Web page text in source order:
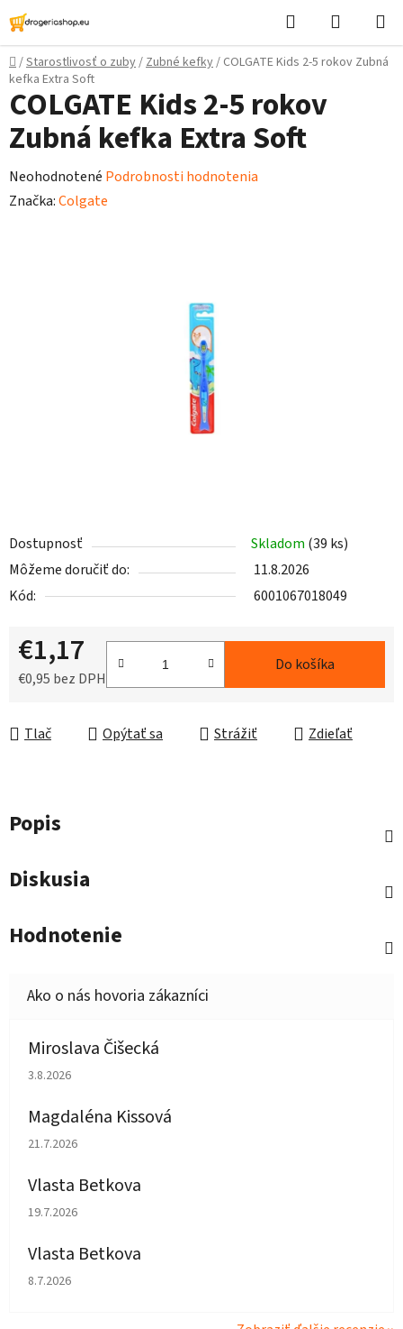
Prejsť
na
obsah
Hľadať
košík
Domov
/Starostlivosť o zuby/Zubné kefky/ COLGATE Kids 2-5 rokov Zubná
kefka Extra Soft
Dostupnosť Skladom (39 ks)
Môžeme doručiť do:
11.8.2026
Kód:
6001067018049
€1,17
€0,95 bez DPH
Do košíka
Tlač Opýtať sa Strážiť Zdieľať
COLGATE Kids 2-5 rokov
Zubná kefka Extra Soft
Priemerné
hodnotenie
Neohodnotené Podrobnosti hodnotenia
Značka:Colgate
Popis
Diskusia
Hodnotenie
Miroslava Čišecká
Hodnotenie obchodu je 1 z 5 hviezdičiek.
3.8.2026
Magdaléna Kissová
Hodnotenie obchodu je 5 z 5 hviezdičiek.
21.7.2026
Vlasta Betkova
Hodnotenie obchodu je 5 z 5 hviezdičiek.
19.7.2026
Vlasta Betkova
Hodnotenie obchodu je 4 z 5 hviezdičiek.
8.7.2026